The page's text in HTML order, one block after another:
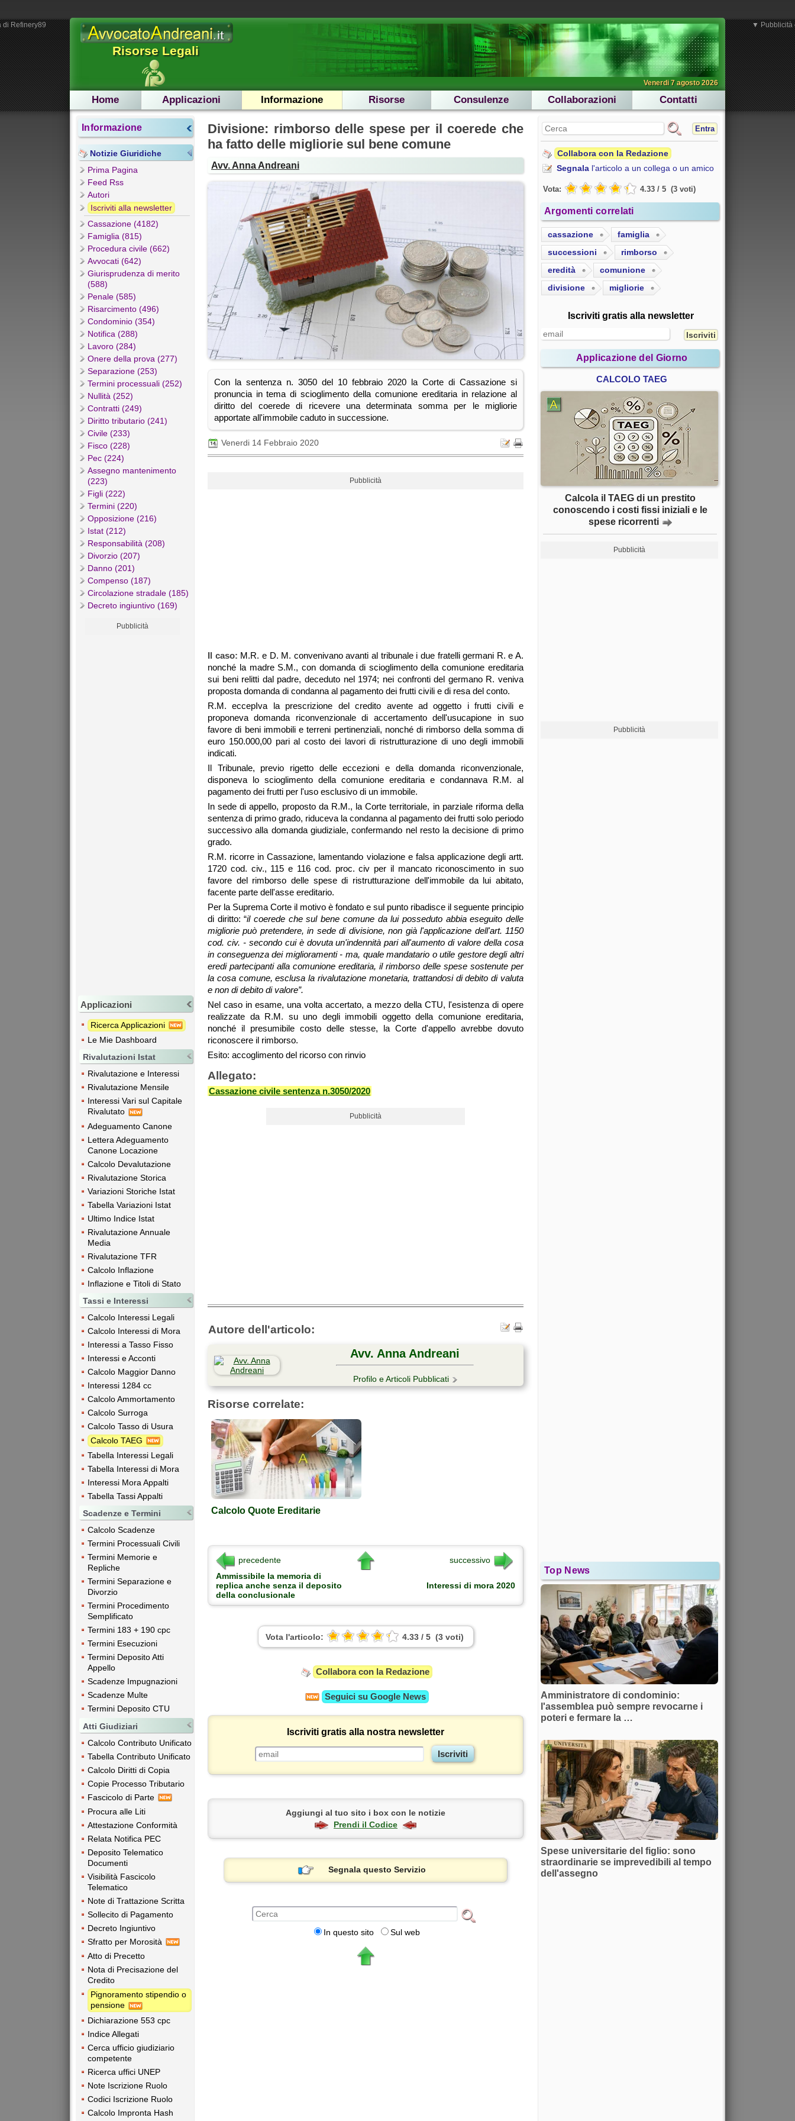
Risorse Legali
Venerdi 7 agosto 2026
Home Applicazioni Informazione Risorse Consulenze Collaborazioni Contatti
Informazione
Notizie Giuridiche
Prima Pagina
Feed Rss
Autori
Iscriviti alla newsletter
Cassazione (4182)
Famiglia (815)
Procedura civile (662)
Avvocati (642)
Giurisprudenza di merito
(588)
Penale (585)
Risarcimento (496)
Condominio (354)
Notifica (288)
Lavoro (284)
Onere della prova (277)
Separazione (253)
Termini processuali (252)
Nullità (252)
Contratti (249)
Diritto tributario (241)
Civile (233)
Fisco (228)
Pec (224)
Assegno mantenimento
(223)
Figli (222)
Termini (220)
Opposizione (216)
Istat (212)
Responsabilità (208)
Divorzio (207)
Danno (201)
Compenso (187)
Circolazione stradale (185)
Decreto ingiuntivo (169)
Pubblicità
Applicazioni
Ricerca Applicazioni
Le Mie Dashboard
Rivalutazioni Istat
Rivalutazione e Interessi
Rivalutazione Mensile
Interessi Vari sul Capitale
Rivalutato
Adeguamento Canone
Lettera Adeguamento
Canone Locazione
Calcolo Devalutazione
Rivalutazione Storica
Variazioni Storiche Istat
Tabella Variazioni Istat
Ultimo Indice Istat
Rivalutazione Annuale
Media
Rivalutazione TFR
Calcolo Inflazione
Inflazione e Titoli di Stato
Tassi e Interessi
Calcolo Interessi Legali
Calcolo Interessi di Mora
Interessi a Tasso Fisso
Interessi e Acconti
Calcolo Maggior Danno
Interessi 1284 cc
Calcolo Ammortamento
Calcolo Surroga
Calcolo Tasso di Usura
Calcolo TAEG
Tabella Interessi Legali
Tabella Interessi di Mora
Interessi Mora Appalti
Tabella Tassi Appalti
Scadenze e Termini
Calcolo Scadenze
Termini Processuali Civili
Termini Memorie e
Repliche
Termini Separazione e
Divorzio
Termini Procedimento
Semplificato
Termini 183 + 190 cpc
Termini Esecuzioni
Termini Deposito Atti
Appello
Scadenze Impugnazioni
Scadenze Multe
Termini Deposito CTU
Atti Giudiziari
Calcolo Contributo Unificato
Tabella Contributo Unificato
Calcolo Diritti di Copia
Copie Processo Tributario
Fascicolo di Parte
Procura alle Liti
Attestazione Conformità
Relata Notifica PEC
Deposito Telematico
Documenti
Visibilità Fascicolo
Telematico
Note di Trattazione Scritta
Sollecito di Pagamento
Decreto Ingiuntivo
Sfratto per Morosità
Atto di Precetto
Nota di Precisazione del
Credito
Pignoramento stipendio o
pensione
Dichiarazione 553 cpc
Indice Allegati
Cerca ufficio giudiziario
competente
Ricerca uffici UNEP
Note Iscrizione Ruolo
Codici Iscrizione Ruolo
Calcolo Impronta Hash
Divisione: rimborso delle spese per il coerede che
ha fatto delle migliorie sul bene comune
Avv. Anna Andreani
Con la sentenza n. 3050 del 10 febbraio 2020 la Corte di Cassazione si
pronuncia in tema di scioglimento della comunione ereditaria in relazione al
diritto del coerede di ricevere una determinata somma per le migliorie
apportate all'immobile caduto in successione.
Venerdi 14 Febbraio 2020
Pubblicità
Il caso: M.R. e D. M. convenivano avanti al tribunale i due fratelli germani R. e A.
nonché la madre S.M., con domanda di scioglimento della comunione ereditaria
sui beni relitti dal padre, deceduto nel 1974; nei confronti del germano R. veniva
proposta domanda di condanna al pagamento dei frutti civili e di resa del conto.
R.M. eccepIva la prescrizione del credito avente ad oggetto i frutti civili e
proponeva domanda riconvenzionale di accertamento dell'usucapione in suo
favore di beni immobili e terreni pertinenziali, nonché di rimborso della somma di
euro 150.000,00 pari al costo dei lavori di ristrutturazione di uno degli immobili
indicati.
Il Tribunale, previo rigetto delle eccezioni e della domanda riconvenzionale,
disponeva lo scioglimento della comunione ereditaria e condannava R.M. al
pagamento dei frutti per l'uso esclusivo di un immobile.
In sede di appello, proposto da R.M., la Corte territoriale, in parziale riforma della
sentenza di primo grado, riduceva la condanna al pagamento dei frutti solo periodo
successivo alla domanda giudiziale, confermando nel resto la decisione di primo
grado.
R.M. ricorre in Cassazione, lamentando violazione e falsa applicazione degli artt.
1720 cod. civ., 115 e 116 cod. proc. civ per il mancato riconoscimento in suo
favore del rimborso delle spese di ristrutturazione dell'immobile da lui abitato,
facente parte dell'asse ereditario.
Per la Suprema Corte il motivo è fondato e sul punto ribadisce il seguente principio
di diritto: “il coerede che sul bene comune da lui posseduto abbia eseguito delle
migliorie può pretendere, in sede di divisione, non già l'applicazione dell'art. 1150
cod. civ. - secondo cui è dovuta un'indennità pari all'aumento di valore della cosa
in conseguenza dei miglioramenti - ma, quale mandatario o utile gestore degli altri
eredi partecipanti alla comunione ereditaria, il rimborso delle spese sostenute per
la cosa comune, esclusa la rivalutazione monetaria, trattandosi di debito di valuta
e non di debito di valore”.
Nel caso in esame, una volta accertato, a mezzo della CTU, l'esistenza di opere
realizzate da R.M. su uno degli immobili oggetto della comunione ereditaria,
nonché il presumibile costo delle stesse, la Corte d'appello avrebbe dovuto
riconoscere il rimborso.
Esito: accoglimento del ricorso con rinvio
Allegato:
Cassazione civile sentenza n.3050/2020
Pubblicità
Autore dell'articolo:
Avv. Anna Andreani
Profilo e Articoli Pubblicati
Risorse correlate:
Calcolo Quote Ereditarie
precedente
successivo
Ammissibile la memoria di
replica anche senza il deposito
della conclusionale
Interessi di mora 2020
Vota l'articolo: 4.33/ 5 (3 voti)
Collabora con la Redazione
Seguici su Google News
Iscriviti gratis alla nostra newsletter
Aggiungi al tuo sito i box con le notizie
Prendi il Codice
Segnala questo Servizio
In questo sito Sul web
Entra
Collabora con la Redazione
Segnala l'articolo a un collega o un amico
Vota: 4.33 / 5 (3 voti)
Argomenti correlati
cassazione
famiglia
successioni
rimborso
eredità
comunione
divisione
migliorie
Iscriviti gratis alla newsletter
Applicazione del Giorno
CALCOLO TAEG
Calcola il TAEG di un prestito
conoscendo i costi fissi iniziali e le
spese ricorrenti
Pubblicità
Pubblicità
Top News
Amministratore di condominio:
l'assemblea può sempre revocarne i
poteri e fermare la …
Spese universitarie del figlio: sono
straordinarie se imprevedibili al tempo
dell'assegno
Refinery89 ▼ Pubblicità